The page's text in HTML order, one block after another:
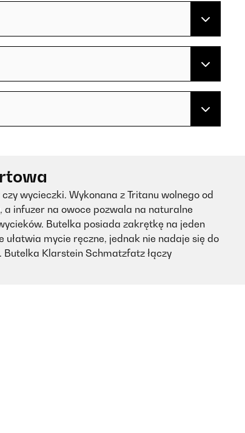
wycieczki. Wykonana z Tritanu wolnego od
infuzer na owoce pozwala na naturalne
Butelka posiada zakrętkę na jeden
mycie ręczne, jednak nie nadaje się do
Klarstein Schmatzfatz łączy